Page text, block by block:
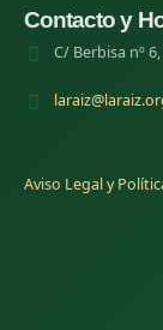
Contacto y
C/ Berbisa nº
Aviso Legal y